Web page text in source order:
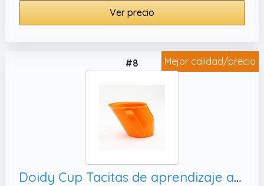
Ver precio
Mejor calidad/precio
#8
Doidy Cup Tacitas de aprendizaje abiertas para nenes y bebés – Diseño oblicuo único - Vaso para bebé de dos asas – Taza genial para el destete para leche, agua y zumos Uso desde 3-6 meses hasta niños (Naranja)